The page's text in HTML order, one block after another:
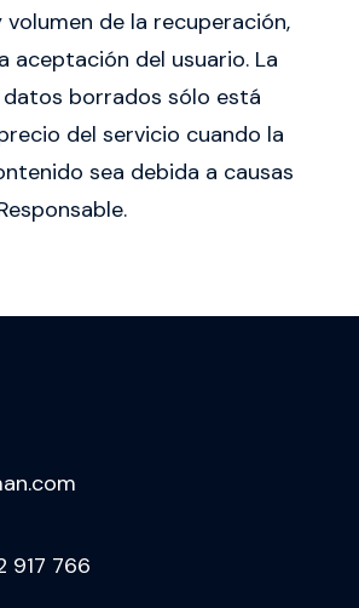
de la recuperación,
aceptación del usuario. La
borrados sólo está
del servicio cuando la
sea debida a causas
917 766